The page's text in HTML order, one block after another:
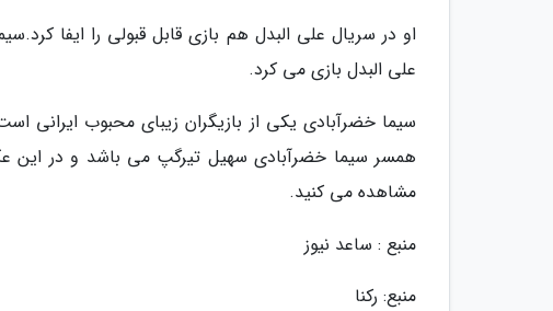
او در سریال علی البدل هم بازی قابل قبولی را ایفا
علی البدل بازی می کرد.
سیما خضرآبادی یکی از بازیگران زیبای محبوب ایرانی
همسر سیما خضرآبادی سهیل تیرگپ می باشد و در
مشاهده می کنید.
منبع : ساعد نیوز
منبع: رکنا